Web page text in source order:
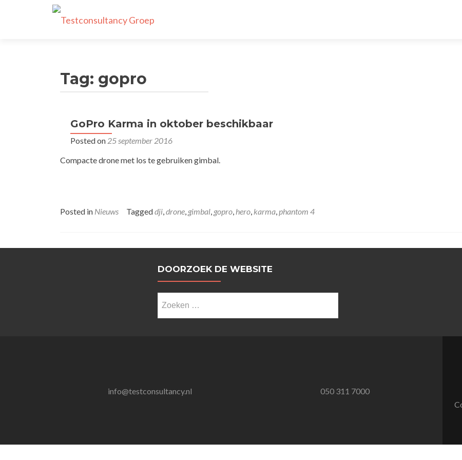
Tag: gopro
GoPro Karma in oktober beschikbaar
Posted on 25 september 2016
Compacte drone met los te gebruiken gimbal.
Posted in Nieuws Taggeddji,drone, gimbal, gopro, hero, karma,phantom 4
DOORZOEK DE WEBSITE
naar:
info@testconsultancy.nl
050 311 7000